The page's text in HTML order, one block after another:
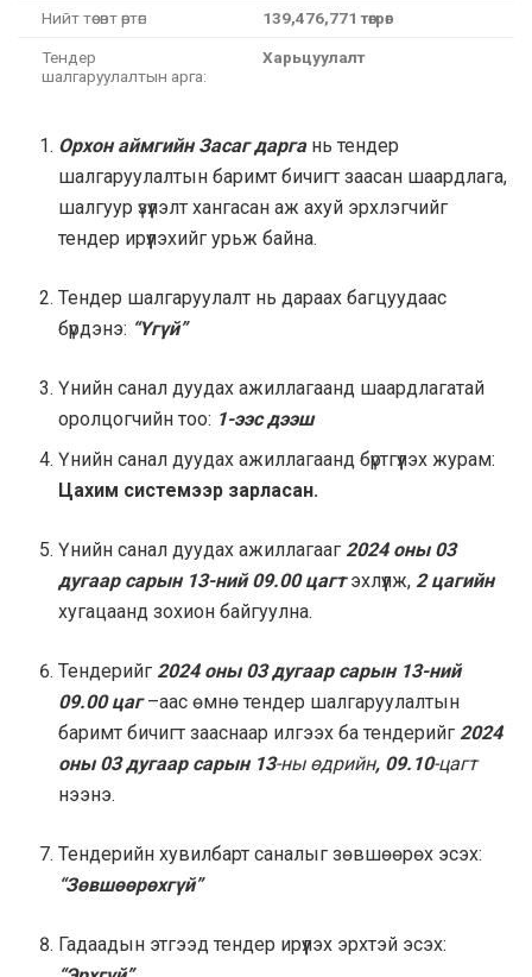
Нийт төсөвт өртөг: 139,476,771 төгрөг
Тендер
шалгаруулалтын арга:
Харьцуулалт
Орхон аймгийн Засаг даргань тендер
шалгаруулалтын баримт бичигт заасан шаардлага,
шалгуур үзүүлэлт хангасан аж ахуй эрхлэгчийг
тендер ирүүлэхийг урьж байна.
Тендер шалгаруулалт нь дараах багцуудаас
бүрдэнэ: “Үгүй”
Үнийн санал дуудах ажиллагаанд шаардлагатай
оролцогчийн тоо: 1-ээс дээш
Үнийн санал дуудах ажиллагаанд бүртгүүлэх журам:
Цахим системээр зарласан.
Үнийн санал дуудах ажиллагааг 2024 оны 03
дугаар сарын 13-ний 09.00 цагтэхлүүлж, 2 цагийн
хугацаанд зохион байгуулна.
Тендерийг 2024 оны 03 дугаар сарын 13-ний
09.00 цаг–аас өмнө тендер шалгаруулалтын
баримт бичигт зааснаар илгээх ба тендерийг 2024
оны 03 дугаар сарын 13-ны өдрийн, 09.10-цагт
нээнэ.
Тендерийн хувилбарт саналыг зөвшөөрөх эсэх:
“Зөвшөөрөхгүй”
Гадаадын этгээд тендер ирүүлэх эрхтэй эсэх: